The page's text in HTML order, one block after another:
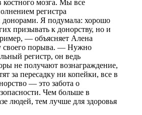
костного мозга. Мы все
регистра
Я подумала: хорошо
призывать к донорству, но и
— объясняет Алена
своего порыва. — Нужно
регистр, он ведь
не получают вознаграждение,
за пересадку ни копейки, все в
— это забота о
Чем больше в
людей, тем лучше для здоровья